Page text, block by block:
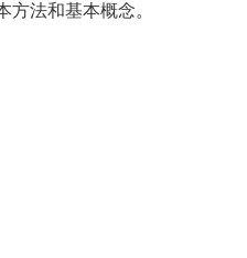
法和基本概念。